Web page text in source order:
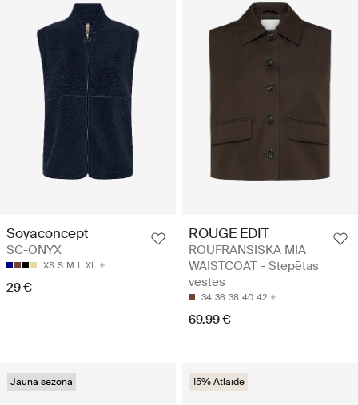
Soyaconcept
SC-ONYX
XS S M L XL
29 €
ROUGE EDIT
ROUFRANSISKA MIA
WAISTCOAT - Stepētas
vestes
34 36 38 40 42
69.99 €
Jauna sezona 15% Atlaide